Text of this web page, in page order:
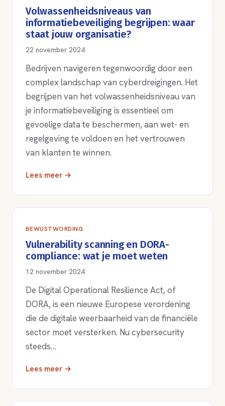
Volwassenheidsniveaus van
informatiebeveiliging begrijpen: waar
staat jouw organisatie?
22 november 2024
Bedrijven navigeren tegenwoordig door een
complex landschap van cyberdreigingen. Het
begrijpen van het volwassenheidsniveau van
je informatiebeveiliging is essentieel om
gevoelige data te beschermen, aan wet- en
regelgeving te voldoen en het vertrouwen
van klanten te winnen.
Lees meer →
BEWUSTWORDING
Vulnerability scanning en DORA-
compliance: wat je moet weten
12 november 2024
De Digital Operational Resilience Act, of
DORA, is een nieuwe Europese verordening
die de digitale weerbaarheid van de financiële
sector moet versterken. Nu cybersecurity
steeds…
Lees meer →